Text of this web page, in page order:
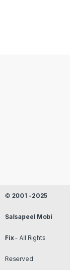
© 2001 -2025
Salsapeel Mobi
Fix- All Rights
Reserved